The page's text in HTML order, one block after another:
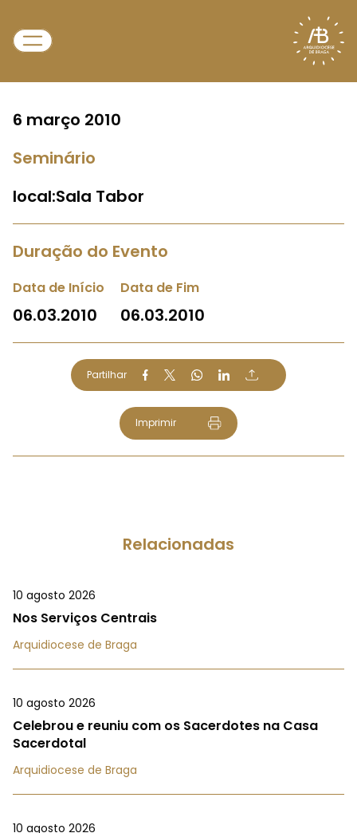
6 março 2010
Seminário
local:Sala Tabor
Duração do Evento
Data de Início
06.03.2010
Data de Fim
06.03.2010
Partilhar
Imprimir
Relacionadas
10 agosto 2026
Nos Serviços Centrais
Arquidiocese de Braga
10 agosto 2026
Celebrou e reuniu com os Sacerdotes na Casa
Sacerdotal
Arquidiocese de Braga
10 agosto 2026